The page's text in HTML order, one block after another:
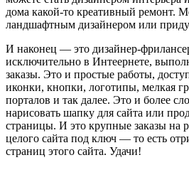
дома какой-то креативный ремонт.
ландшафтным дизайнером или
И наконец — это дизайнер-
исключительно в Интеернете,
заказы. Это и простые работы,
иконки, кнопки, логотипы, мелкая
порталов и так далее. Это и более
нарисовать шапку для сайта или
страницы. И это крупные заказы на
целого сайта под ключ — то есть
страниц этого сайта. Удачи!